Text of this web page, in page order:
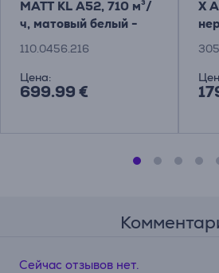
MATT KL A52, 710 м³/
ч, матовый белый -
Интегрируемая
110.0456.216
Цена:
699.99 €
X
Сейчас отзывов нет.